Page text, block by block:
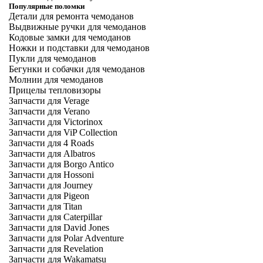
Популярные поломки
Детали для ремонта чемоданов
Выдвижные ручки для чемоданов
Кодовые замки для чемоданов
Ножки и подставки для чемоданов
Пукли для чемоданов
Бегунки и собачки для чемоданов
Молнии для чемоданов
Прицелы тепловизоры
Запчасти для Verage
Запчасти для Verano
Запчасти для Victorinox
Запчасти для ViP Collection
Запчасти для 4 Roads
Запчасти для Albatros
Запчасти для Borgo Antico
Запчасти для Hossoni
Запчасти для Journey
Запчасти для Pigeon
Запчасти для Titan
Запчасти для Caterpillar
Запчасти для David Jones
Запчасти для Polar Adventure
Запчасти для Revelation
Запчасти для Wakamatsu